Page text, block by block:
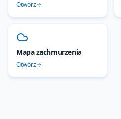
Otwórz
Mapa zachmurzenia
Otwórz